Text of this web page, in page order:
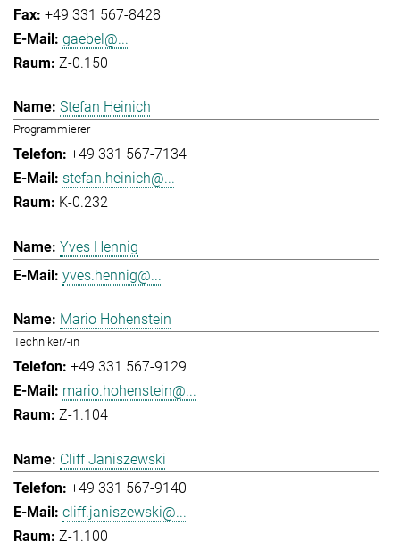
+49 331 567-8428
gaebel@...
Z-0.150
Stefan Heinich
Programmierer
+49 331 567-7134
stefan.heinich@...
K-0.232
Yves Hennig
yves.hennig@...
Mario Hohenstein
Techniker/-in
+49 331 567-9129
mario.hohenstein@...
Z-1.104
Cliff Janiszewski
+49 331 567-9140
cliff.janiszewski@...
Z-1.100